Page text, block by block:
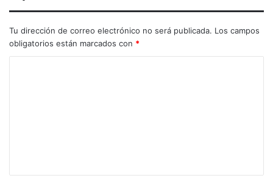
Tu dirección de correo electrónico no será publicada. Los campos
obligatorios están marcados con *